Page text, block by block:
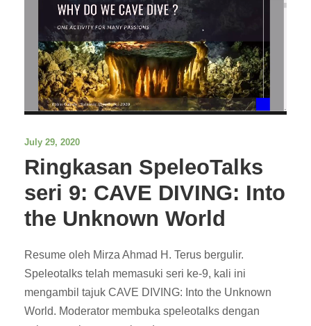
July 29, 2020
Ringkasan SpeleoTalks
seri 9: CAVE DIVING: Into
the Unknown World
Resume oleh Mirza Ahmad H. Terus bergulir.
Speleotalks telah memasuki seri ke-9, kali ini
mengambil tajuk CAVE DIVING: Into the Unknown
World. Moderator membuka speleotalks dengan